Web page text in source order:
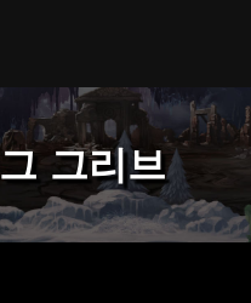
그리브